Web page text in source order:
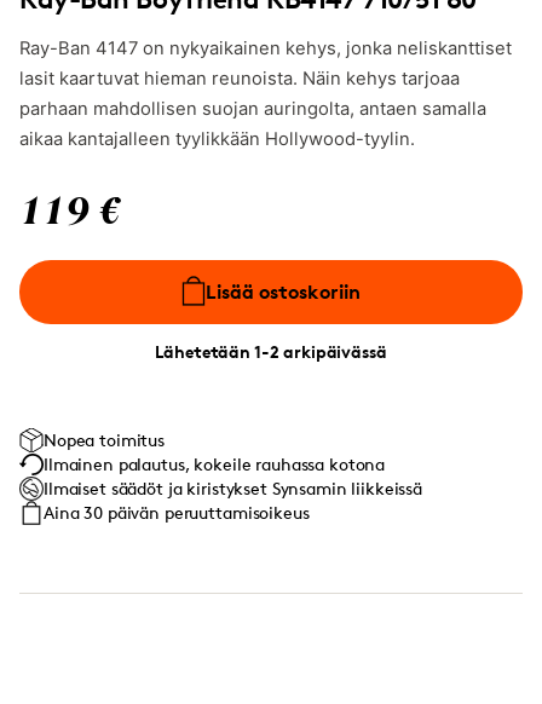
Ray-Ban 4147 on nykyaikainen kehys, jonka neliskanttiset
lasit kaartuvat hieman reunoista. Näin kehys tarjoaa
parhaan mahdollisen suojan auringolta, antaen samalla
aikaa kantajalleen tyylikkään Hollywood-tyylin.
119 €
Lisää ostoskoriin
Lähetetään 1-2 arkipäivässä
Nopea toimitus
Ilmainen palautus, kokeile rauhassa kotona
Ilmaiset säädöt ja kiristykset Synsamin liikkeissä
Aina 30 päivän peruuttamisoikeus